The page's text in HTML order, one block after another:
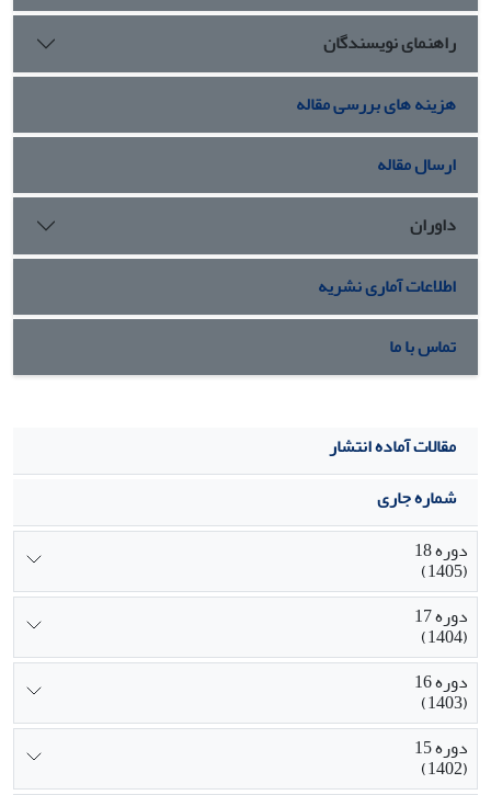
راهنمای نویسندگان
هزینه های بررسی مقاله
ارسال مقاله
داوران
اطلاعات آماری نشریه
تماس با ما
مقالات آماده انتشار
شماره جاری
دوره 18
(1405)
دوره 17
(1404)
دوره 16
(1403)
دوره 15
(1402)